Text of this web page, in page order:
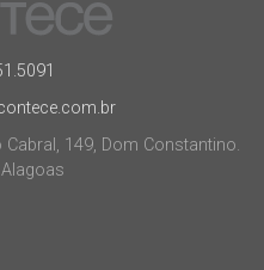
149, Dom Constantino.